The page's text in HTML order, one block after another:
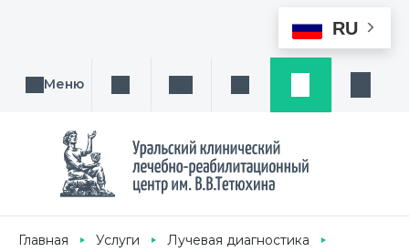
RU
Меню Поиск услуги, направления или врача
Написать намЗаказ звонка
Главная Услуги
Лучевая диагностика